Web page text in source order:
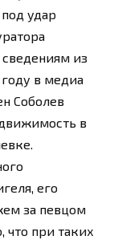
удар
сведениям из
году в медиа
Соболев
в
его
за певцом
при таких